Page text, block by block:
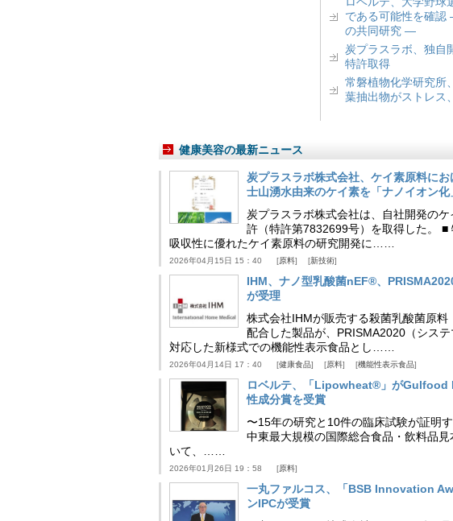
である可能性を確認
の共同研究 ―
炭プラスラボ、独自
特許取得
常磐植物化学研究所
葉抽出物がストレス
健康美容の最新ニュース
炭プラスラボ株式会社、ケイ素原料に
士山湧水由来のケイ素を「ナノイオン
炭プラスラボ株式会社は、自社開発の
許（特許第7832699号）を取得した。
吸収性に優れたケイ素原料の研究開発に……
2026年04月15日 15：40 原料 新技術
IHM、ナノ型乳酸菌nEF®、
が受理
株式会社IHMが販売する殺菌乳酸菌原
配合した製品が、PRISMA2020（シス
対応した新様式での機能性表示食品とし……
2026年04月14日 17：40 健康食品 原料 機能性表示食品
ロベルテ、「Lipowheat®」が
性成分賞を受賞
〜15年の研究と10件の臨床試験が証明
中東最大規模の国際総合食品・飲料品
いて、……
2026年01月26日 19：58 原料
一丸ファルコス、「BSB Innovation
ンIPCが受賞